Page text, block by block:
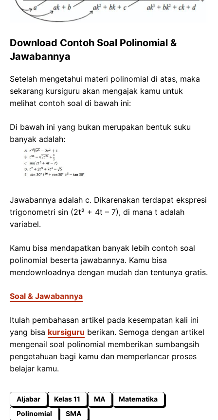
Download Contoh Soal Polinomial &
Jawabannya
Setelah mengetahui materi polinomial di atas, maka
sekarang kursiguru akan mengajak kamu untuk
melihat contoh soal di bawah ini:
Di bawah ini yang bukan merupakan bentuk suku
banyak adalah:
Jawabannya adalah c. Dikarenakan terdapat ekspresi
trigonometri sin (2t² + 4t – 7), di mana t adalah
variabel.
Kamu bisa mendapatkan banyak lebih contoh soal
polinomial beserta jawabannya. Kamu bisa
mendownloadnya dengan mudah dan tentunya gratis.
Soal & Jawabannya
Itulah pembahasan artikel pada kesempatan kali ini
yang bisa kursiguru berikan. Semoga dengan artikel
mengenail soal polinomial memberikan sumbangsih
pengetahuan bagi kamu dan memperlancar proses
belajar kamu.
Aljabar Kelas 11 MA
Matematika
Polinomial
SMA